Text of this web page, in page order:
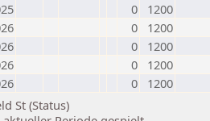
0
1200
0
1200
0
1200
0
1200
0
1200
St (Status)